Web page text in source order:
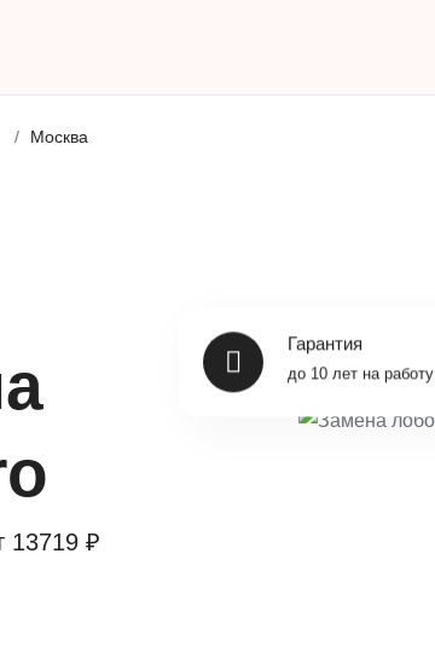
Москва
13719 ₽
Гарантия
до 10 лет на работу